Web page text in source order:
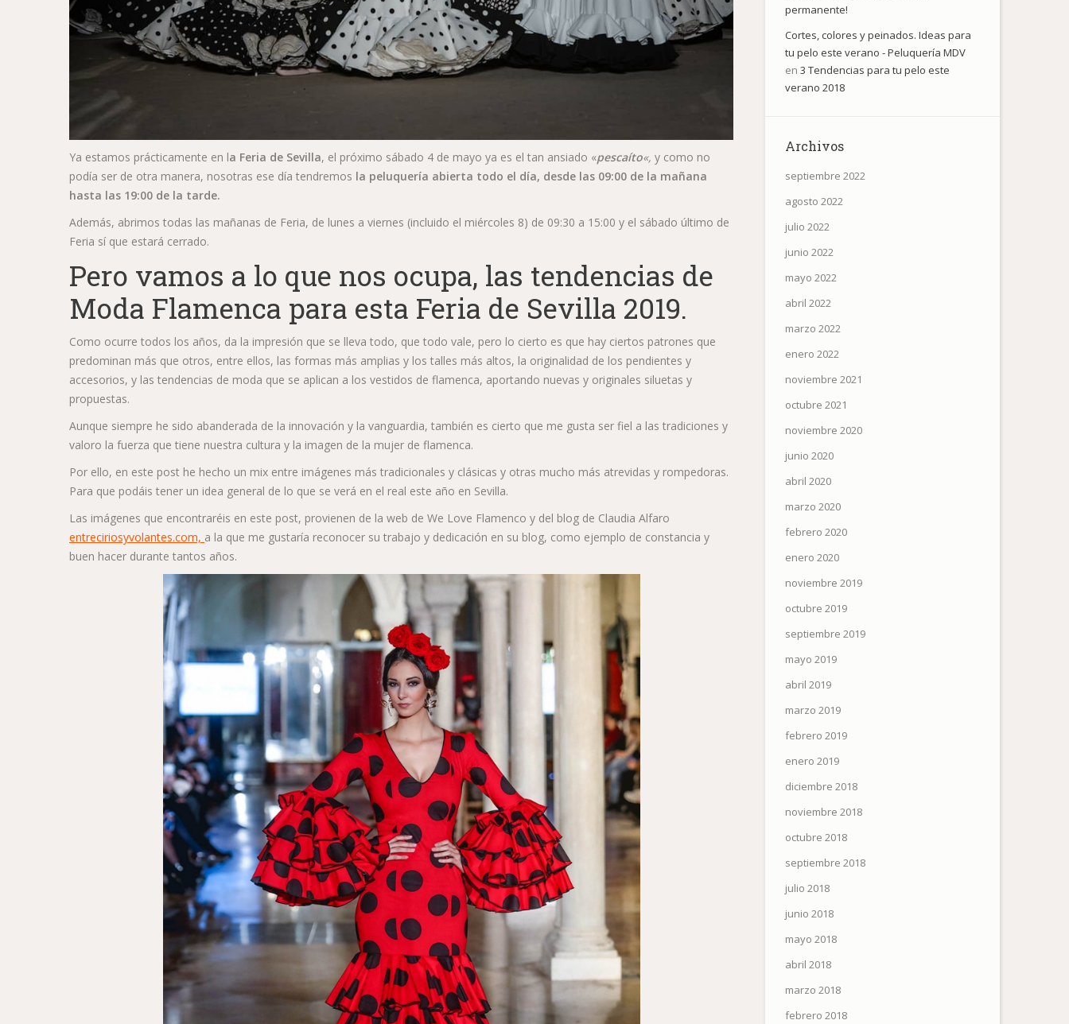
Ya estamos prácticamente en la Feria de Sevilla, el próximo sábado 4 de mayo ya es el tan ansiado «pescaíto«, y como no
podía ser de otra manera, nosotras ese día tendremos la peluquería abierta todo el día, desde las 09:00 de la mañana
hasta las 19:00 de la tarde.
Además, abrimos todas las mañanas de Feria, de lunes a viernes (incluido el miércoles 8) de 09:30 a 15:00 y el sábado último de
Feria sí que estará cerrado.
Pero vamos a lo que nos ocupa, las tendencias de
Moda Flamenca para esta Feria de Sevilla 2019.
Como ocurre todos los años, da la impresión que se lleva todo, que todo vale, pero lo cierto es que hay ciertos patrones que
predominan más que otros, entre ellos, las formas más amplias y los talles más altos, la originalidad de los pendientes y
accesorios, y las tendencias de moda que se aplican a los vestidos de flamenca, aportando nuevas y originales siluetas y
propuestas.
Aunque siempre he sido abanderada de la innovación y la vanguardia, también es cierto que me gusta ser fiel a las tradiciones y
valoro la fuerza que tiene nuestra cultura y la imagen de la mujer de flamenca.
Por ello, en este post he hecho un mix entre imágenes más tradicionales y clásicas y otras mucho más atrevidas y rompedoras.
Para que podáis tener un idea general de lo que se verá en el real este año en Sevilla.
Las imágenes que encontraréis en este post, provienen de la web de We Love Flamenco y del blog de Claudia Alfaro
entreciriosyvolantes.com, a la que me gustaría reconocer su trabajo y dedicación en su blog, como ejemplo de constancia y
buen hacer durante tantos años.
permanente!
Cortes, colores y peinados. Ideas para
tu pelo este verano - Peluquería MDV
en3 Tendencias para tu pelo este
verano 2018
Archivos
septiembre 2022
agosto 2022
julio 2022
junio 2022
mayo 2022
abril 2022
marzo 2022
enero 2022
noviembre 2021
octubre 2021
noviembre 2020
junio 2020
abril 2020
marzo 2020
febrero 2020
enero 2020
noviembre 2019
octubre 2019
septiembre 2019
mayo 2019
abril 2019
marzo 2019
febrero 2019
enero 2019
diciembre 2018
noviembre 2018
octubre 2018
septiembre 2018
julio 2018
junio 2018
mayo 2018
abril 2018
marzo 2018
febrero 2018